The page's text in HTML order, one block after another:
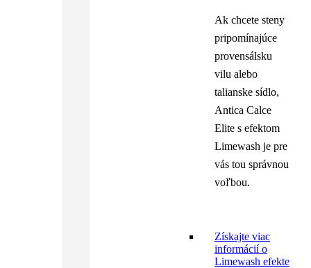
Ak chcete steny
pripomínajúce
provensálsku
vilu alebo
talianske sídlo,
Antica Calce
Elite s efektom
Limewash je pre
vás tou správnou
voľbou.
Získajte viac
informácií o
Limewash efekte